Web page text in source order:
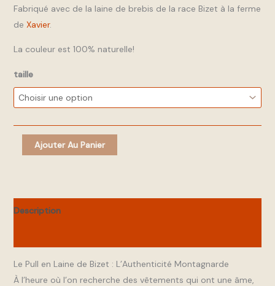
Fabriqué avec de la laine de brebis de la race Bizet à la ferme
de Xavier.
La couleur est 100% naturelle!
taille
Ajouter Au Panier
Description
Le Pull en Laine de Bizet : L’Authenticité Montagnarde
À l’heure où l’on recherche des vêtements qui ont une âme,